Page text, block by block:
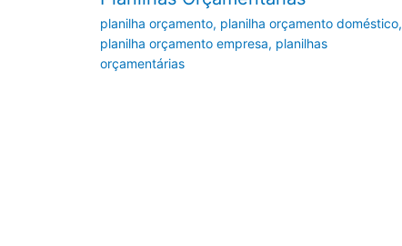
planilha orçamento, planilha orçamento doméstico,
planilha orçamento empresa, planilhas
orçamentárias